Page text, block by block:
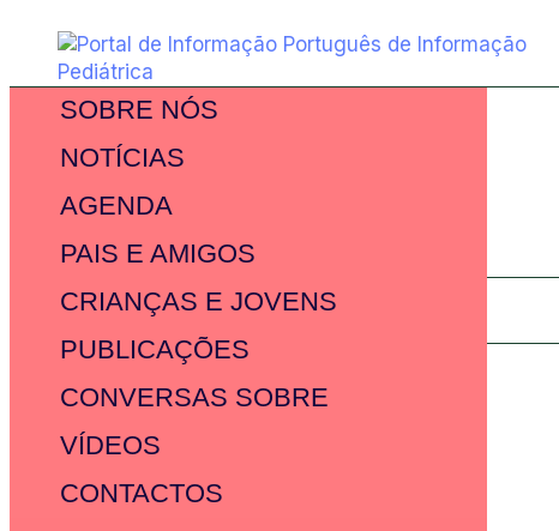
SOBRE NÓS
NOTÍCIAS
AGENDA
PAIS E AMIGOS
CRIANÇAS E JOVENS
PUBLICAÇÕES
CONVERSAS SOBRE
VÍDEOS
CONTACTOS